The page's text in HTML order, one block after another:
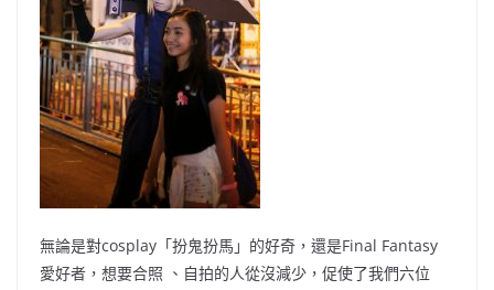
無論是對cosplay「扮鬼扮馬」的好奇，還是Final Fantasy
愛好者，想要合照 、自拍的人從沒減少，促使了我們六位